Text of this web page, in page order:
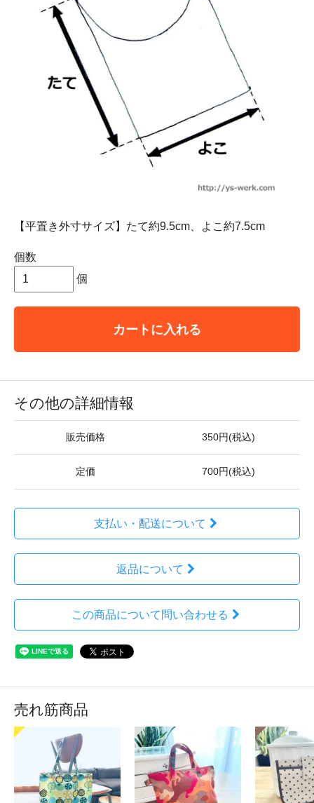
【平置き外寸サイズ】たて約9.5cm、よこ約7.5cm
個数
個
カートに入れる
その他の詳細情報
販売価格 350円(税込)
定価 700円(税込)
支払い・配送について
返品について
この商品について問い合わせる
売れ筋商品